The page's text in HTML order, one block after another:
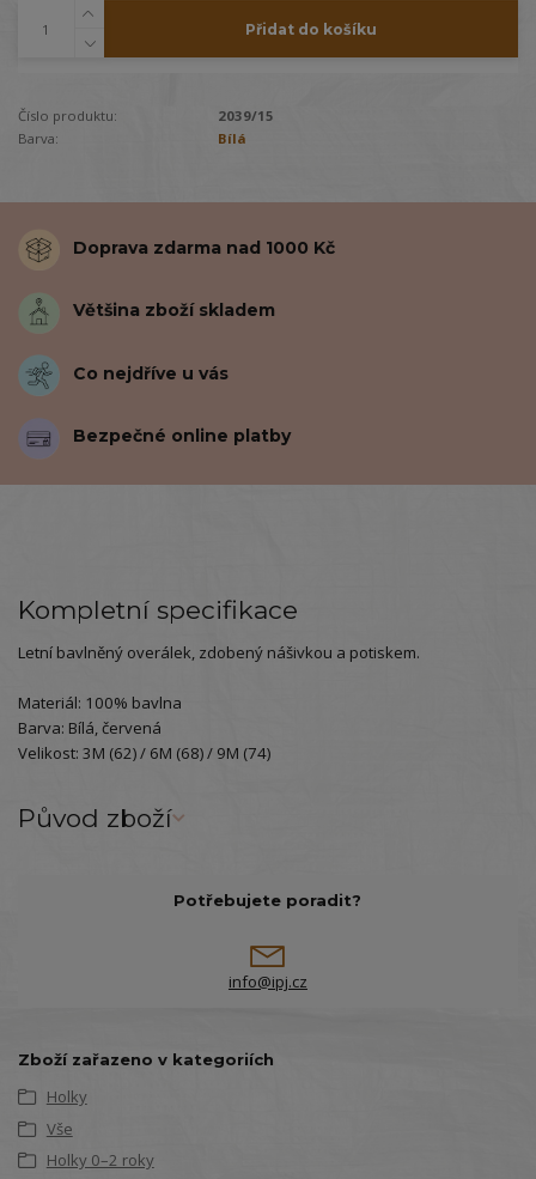
Přidat do košíku
Číslo produktu:
2039/15
Barva:
Bílá
Doprava zdarma nad 1000 Kč
Většina zboží skladem
Co nejdříve u vás
Bezpečné online platby
Kompletní specifikace
Letní bavlněný overálek, zdobený nášivkou a potiskem.
Materiál: 100% bavlna
Barva: Bílá, červená
Velikost: 3M (62) / 6M (68) / 9M (74)
Původ zboží
Potřebujete poradit?
info@ipj.cz
Zboží zařazeno v kategoriích
Holky
Vše
Holky 0–2 roky